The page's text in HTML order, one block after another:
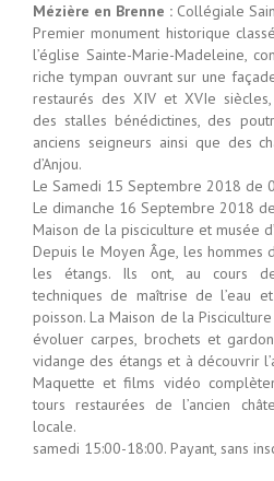
Mézière en Brenne : Collégiale
Premier monument historique
l’église Sainte-Marie-Madeleine,
riche tympan ouvrant sur une
restaurés des XIV et XVIe siècles,
des stalles bénédictines, des
anciens seigneurs ainsi que des
d’Anjou.
Le Samedi 15 Septembre 2018 de
Le dimanche 16 Septembre 2018
Maison de la pisciculture et musée
Depuis le Moyen Âge, les hommes
les étangs. Ils ont, au cours
techniques de maîtrise de l’eau
poisson. La Maison de la
évoluer carpes, brochets et
vidange des étangs et à découvrir
Maquette et films vidéo
tours restaurées de l’ancien
locale.
samedi 15:00-18:00. Payant, sans